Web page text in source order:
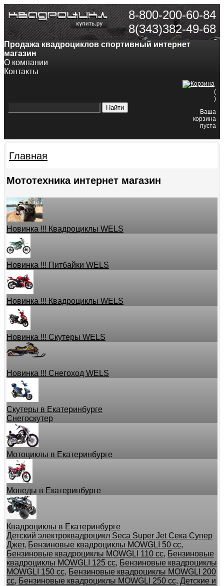
8-800-200-60-84
8(343)382-49-68
Продажа квадроциклов спортивный интернет
магазин
О компании
Контакты
(
)
Ваша
корзина
пуста
Главная
Мототехника интернет магазин
Новинка !!! Квадроциклы WELS
Новинка !!! Питбайки WELS
Новинка !!! Квадроциклы WELS
Новинка !!! Скутеры WELS
Новинка !!! Снегоход WELS
Скутеры в Екатеринбурге
Снегоскутер
Мотоциклы в Екатеринбурге
Мопеды в Екатеринбурге
Квадроциклы в Екатеринбурге
Детский электроквадроцикл Seca Super Jet Сека Супер
Джет, Бензиновые квадроциклы MOWGLI 50 cc,
Бензиновые квадроциклы MOWGLI 110 cc, Бензиновые
квадроциклы MOWGLI 125 cc, Бензиновые квадроциклы
MOWGLI 150 cc, Бензиновые квадроциклы MOWGLI 200
cc, Бензиновые квадроциклы MOWGLI 250 cc, Детские и